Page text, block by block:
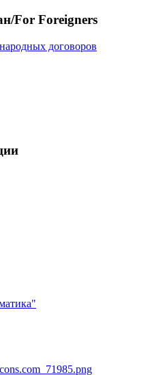
For Foreigners
договоров